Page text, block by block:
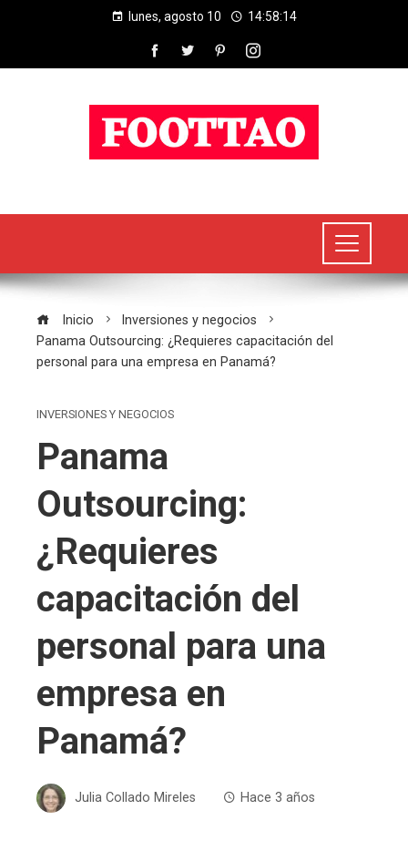
lunes, agosto 10 14:58:14
Inicio
Inversiones y negocios
Panama Outsourcing: ¿Requieres capacitación del
personal para una empresa en Panamá?
INVERSIONES Y NEGOCIOS
Panama
Outsourcing:
¿Requieres
capacitación del
personal para una
empresa en
Panamá?
Julia Collado Mireles Hace 3 años